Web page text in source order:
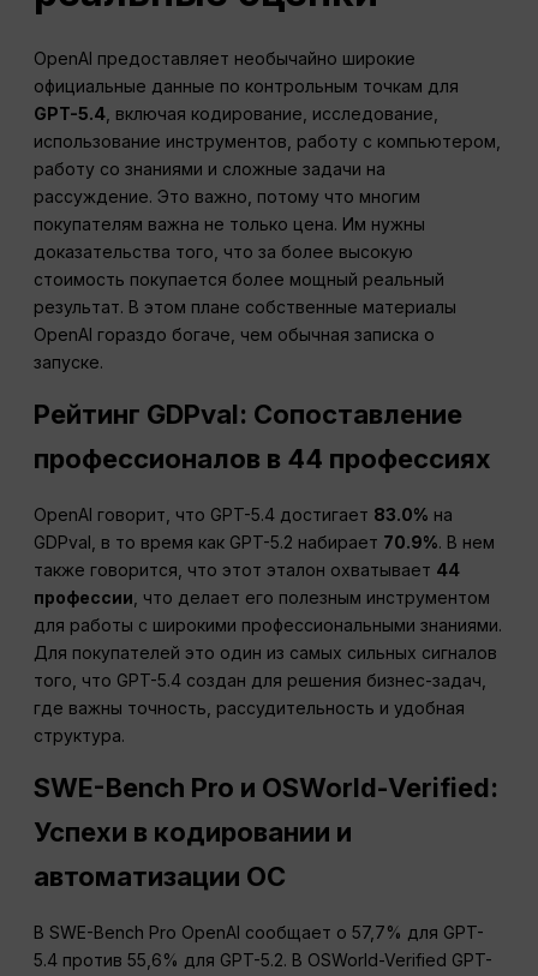
OpenAI предоставляет необычайно широкие
официальные данные по контрольным точкам для
GPT-5.4 , включая кодирование, исследование,
использование инструментов, работу с компьютером,
работу со знаниями и сложные задачи на
рассуждение. Это важно, потому что многим
покупателям важна не только цена. Им нужны
доказательства того, что за более высокую
стоимость покупается более мощный реальный
результат. В этом плане собственные материалы
OpenAI гораздо богаче, чем обычная записка о
запуске.
Рейтинг GDPval: Сопоставление
профессионалов в 44 профессиях
OpenAI говорит, что GPT-5.4 достигает 83.0% на
GDPval, в то время как GPT-5.2 набирает 70.9%. В нем
также говорится, что этот эталон охватывает 44
профессии , что делает его полезным инструментом
для работы с широкими профессиональными знаниями.
Для покупателей это один из самых сильных сигналов
того, что GPT-5.4 создан для решения бизнес-задач,
где важны точность, рассудительность и удобная
структура.
SWE-Bench Pro и OSWorld-Verified:
Успехи в кодировании и
автоматизации ОС
В SWE-Bench Pro OpenAI сообщает о 57,7% для GPT-
5.4 против 55,6% для GPT-5.2. В OSWorld-Verified GPT-